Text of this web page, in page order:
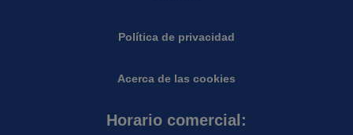
Política de privacidad
Acerca de las cookies
Horario comercial: